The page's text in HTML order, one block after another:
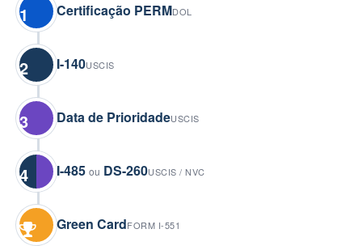
1 Certificação PERMDOL
2 I-140USCIS
3 Data de PrioridadeUSCIS
4 I-485 ou DS-260USCIS / NVC
Green CardFORM I-551